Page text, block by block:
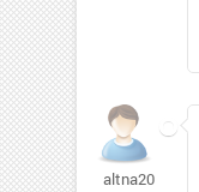
altna2007644